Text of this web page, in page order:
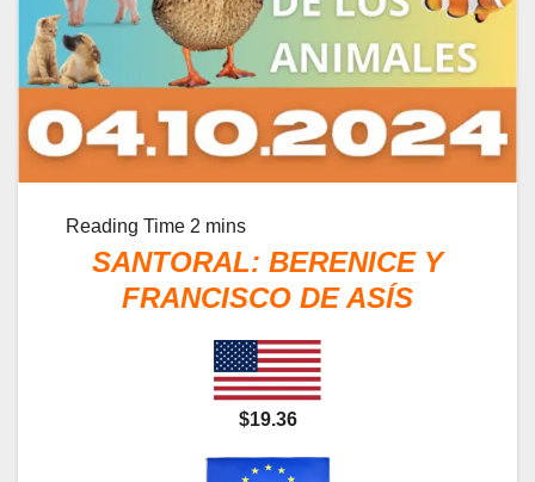
SANTORAL: BERENICE Y
FRANCISCO DE ASÍS
$19.36